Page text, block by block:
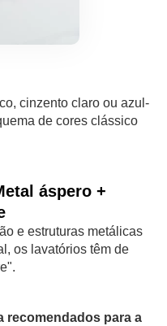
cinzento claro ou azul-
de cores clássico
áspero +
e estruturas metálicas
os lavatórios têm de
recomendados para a